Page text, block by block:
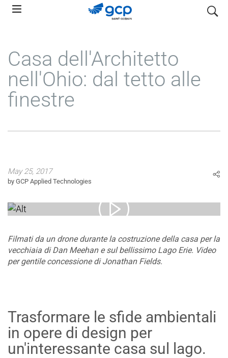
Skip
search
Casa dell'Architetto
nell'Ohio: dal tetto alle
finestre
May 25, 2017
by GCP Applied Technologies
Filmati da un drone durante la costruzione della casa per la
vecchiaia di Dan Meehan e sul bellissimo Lago Erie. Video
per gentile concessione di Jonathan Fields.
​Trasformare le sfide ambientali
in opere di design per
un'interessante casa sul lago.